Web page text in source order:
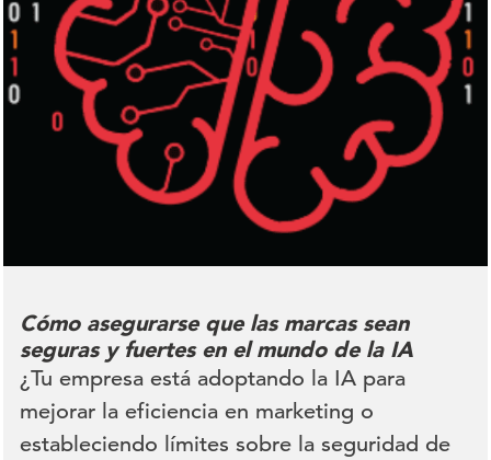
Cómo asegurarse que las marcas sean
seguras y fuertes en el mundo de la IA
¿Tu empresa está adoptando la IA para
mejorar la eficiencia en marketing o
estableciendo límites sobre la seguridad de